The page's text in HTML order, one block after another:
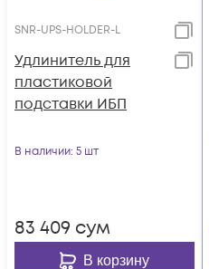
SNR-UPS-HOLDER-L
Удлинитель для
пластиковой
подставки ИБП
В наличии: 5 шт
83 409 сум
В корзину